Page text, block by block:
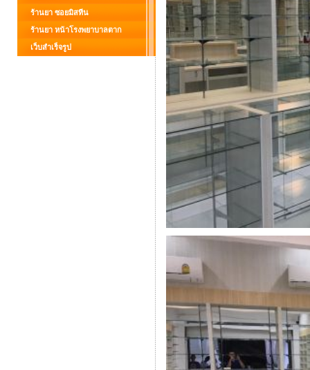
ร้านยา ซอยมิสทีน
ร้านยา หน้าโรงพยาบาลตาก
เว็บสำเร็จรูป